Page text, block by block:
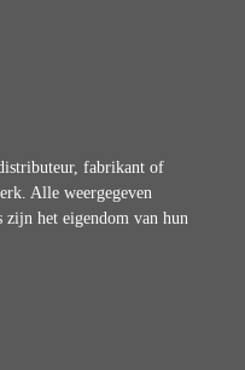
fabrikant of
Alle weergegeven
zijn het eigendom van hun